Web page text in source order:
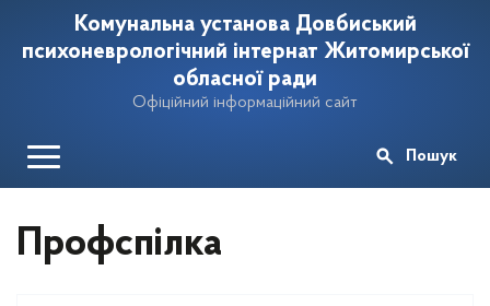
Комунальна установа Довбиський
психоневрологічний інтернат Житомирської
обласної ради
Офіційний інформаційний сайт
Пошук
Профспілка